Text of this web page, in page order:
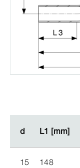
d L1 [mm]
d L1 [mm]
15 148